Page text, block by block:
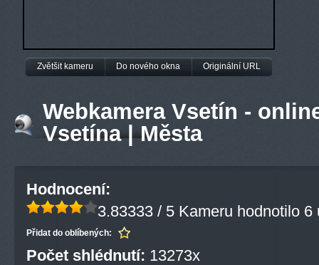
Zvětšit kameru Do nového okna Originální URL
Webkamera Vsetín -
Vsetína | Města
Hodnocení:
3.83333 / 5 Kameru hodnotilo 6
Přidat do oblíbených:
Počet shlédnutí: 13273x